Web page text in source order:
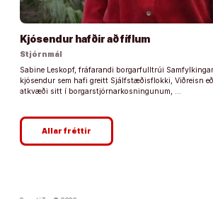
Kjósendur hafðir að fíflum
Stjórnmál
Sabine Leskopf, fráfarandi borgarfulltrúi
kjósendur sem hafi greitt Sjálfstæðisflokki, Viðreisn
atkvæði sitt í borgarstjórnarkosningunum, …
Allar fréttir